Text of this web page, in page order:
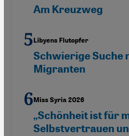
Am Kreuzweg
Libyens Flutopfer
Schwierige Suche
Migranten
Miss Syria 2026
„Schönheit ist für
Selbstvertrauen